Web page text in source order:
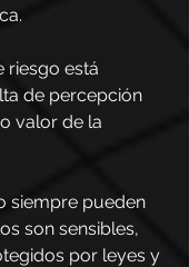
riesgo está
de percepción
valor de la
siempre pueden
son sensibles,
por leyes y